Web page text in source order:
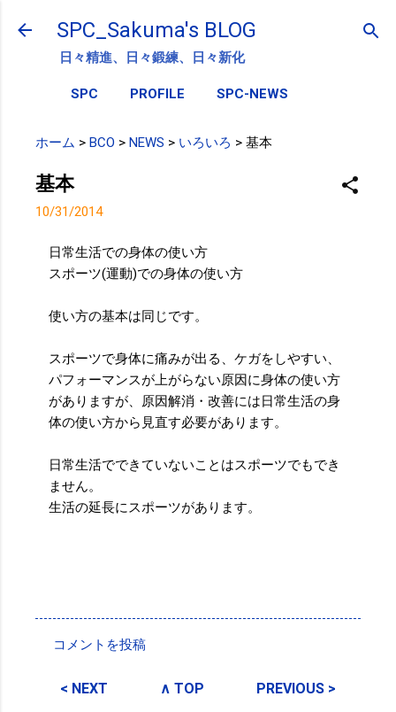
スキップしてメイン コンテンツに移動
SPC_Sakuma's BLOG
日々精進、日々鍛練、日々新化
SPC PROFILE SPC-NEWS
ホーム > BCO > NEWS > いろいろ > 基本
基本
10/31/2014
日常生活での身体の使い方
スポーツ(運動)での身体の使い方
使い方の基本は同じです。
スポーツで身体に痛みが出る、ケガをしやすい、
パフォーマンスが上がらない原因に身体の使い方
がありますが、原因解消・改善には日常生活の身
体の使い方から見直す必要があります。
日常生活でできていないことはスポーツでもでき
ません。
生活の延長にスポーツがあります。
メ
コメントを投稿
< NEXT ∧ TOP PREVIOUS >